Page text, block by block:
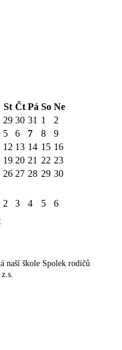
St Čt Pá So Ne
29 30 31 1
2
5 6 7 8
9
12 13 14 15 16
19 20 21 22 23
26 27 28 29 30
2 3 4 5 6
naší škole Spolek rodičů